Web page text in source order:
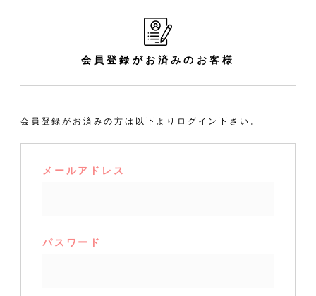
会員登録がお済みのお客様
会員登録がお済みの方は以下よりログイン下さい。
メールアドレス
パスワード